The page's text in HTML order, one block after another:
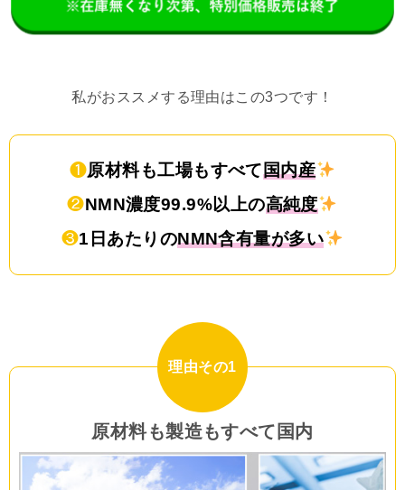
私がおススメする理由はこの3つです！
❶原材料も工場もすべて国内産
❷NMN濃度99.9%以上の高純度
❸1日あたりのNMN含有量が多い
理由その1
原材料も製造もすべて国内